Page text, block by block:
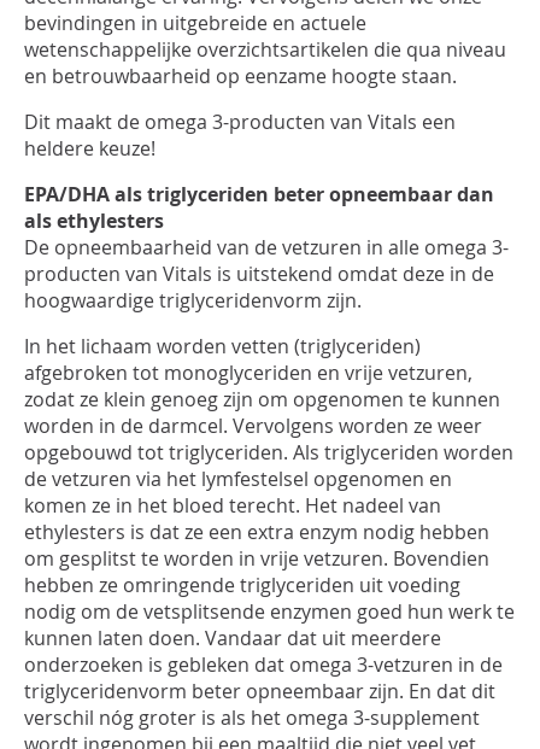
bevindingen in uitgebreide en actuele
wetenschappelijke overzichtsartikelen die qua niveau
en betrouwbaarheid op eenzame hoogte staan.
Dit maakt de omega 3-producten van Vitals een
heldere keuze!
EPA/DHA als triglyceriden beter opneembaar dan
als ethylesters
De opneembaarheid van de vetzuren in alle omega 3-
producten van Vitals is uitstekend omdat deze in de
hoogwaardige triglyceridenvorm zijn.
In het lichaam worden vetten (triglyceriden)
afgebroken tot monoglyceriden en vrije vetzuren,
zodat ze klein genoeg zijn om opgenomen te kunnen
worden in de darmcel. Vervolgens worden ze weer
opgebouwd tot triglyceriden. Als triglyceriden worden
de vetzuren via het lymfestelsel opgenomen en
komen ze in het bloed terecht. Het nadeel van
ethylesters is dat ze een extra enzym nodig hebben
om gesplitst te worden in vrije vetzuren. Bovendien
hebben ze omringende triglyceriden uit voeding
nodig om de vetsplitsende enzymen goed hun werk te
kunnen laten doen. Vandaar dat uit meerdere
onderzoeken is gebleken dat omega 3-vetzuren in de
triglyceridenvorm beter opneembaar zijn. En dat dit
verschil nóg groter is als het omega 3-supplement